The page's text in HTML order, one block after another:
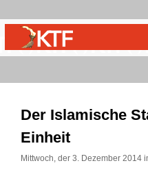
Der Islamische
Einheit
Mittwoch, der 3. Dezember 2014